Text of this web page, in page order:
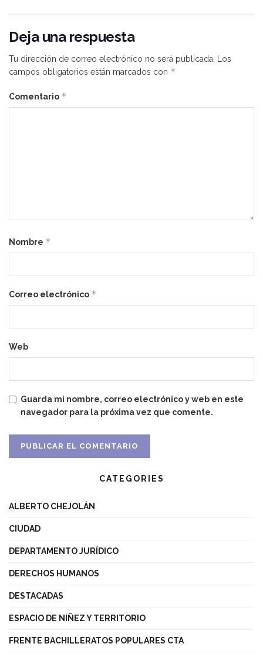
Deja una respuesta
Tu dirección de correo electrónico no será publicada.
Los
campos obligatorios están marcados con *
Comentario *
Nombre *
Correo electrónico *
Web
Guarda mi nombre, correo electrónico y web en este
navegador para la próxima vez que comente.
CATEGORIES
ALBERTO CHEJOLÁN
CIUDAD
DEPARTAMENTO JURÍDICO
DERECHOS HUMANOS
DESTACADAS
ESPACIO DE NIÑEZ Y TERRITORIO
FRENTE BACHILLERATOS POPULARES CTA